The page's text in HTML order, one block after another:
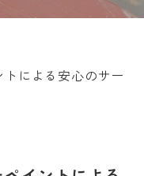
による安心のサー